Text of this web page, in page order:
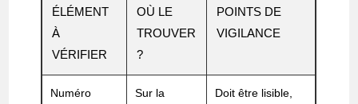
ÉLÉMENT
À
VÉRIFIER
OÙ LE
TROUVER
?
POINTS DE
VIGILANCE
Numéro
Sur la
Doit être lisible,